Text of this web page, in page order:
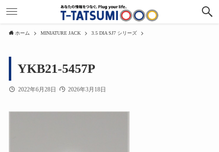
ホーム MINIATURE JACK 3.5 DIA SJ7 シリーズ
YKB21-5457P
2022年6月28日 2026年3月18日